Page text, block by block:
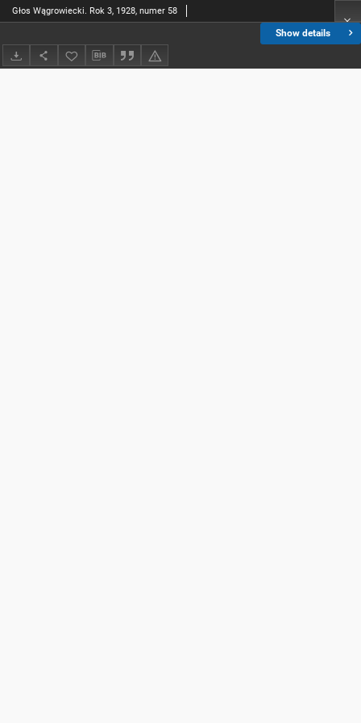
Show details
Głos Wągrowiecki. Rok 3, 1928, numer 58